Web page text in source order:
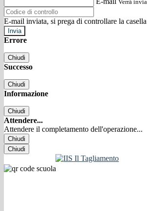
Verrà
E-mail inviata, si prega di controllare la
Errore
Chiudi
Successo
Chiudi
Informazione
Chiudi
Attendere...
Attendere il completamento dell'operazione...
Chiudi
Chiudi